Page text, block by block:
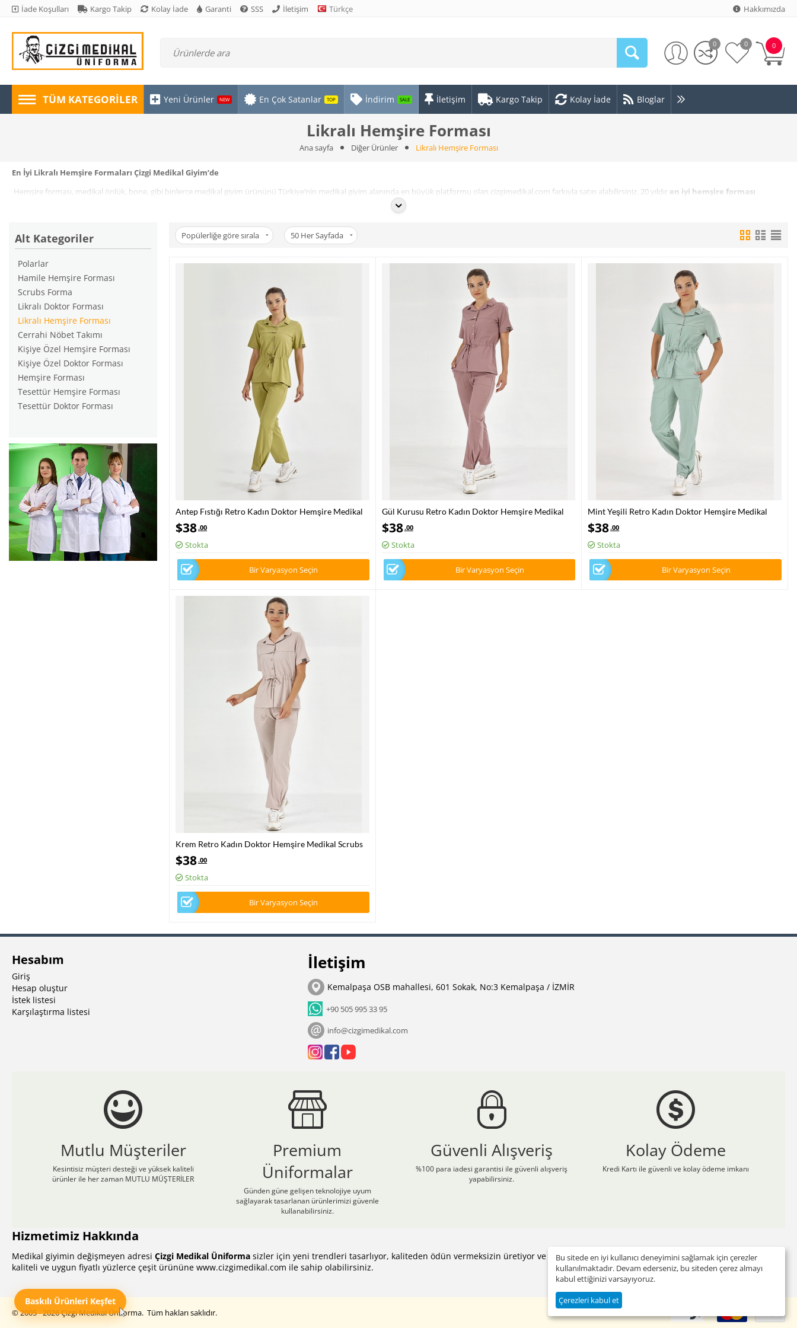
İade Koşulları Kargo Takip Kolay İade Garanti SSS İletişim Türkçe Hakkımızda
0
0 0
TÜM KATEGORILER Yeni Ürünler NEW En Çok Satanlar TOP İndirim SALE İletişim Kargo Takip Kolay İade Bloglar
Likralı Hemşire Forması
Ana sayfa Diğer Ürünler Likralı Hemşire Forması
En İyi Likralı Hemşire Formaları Çizgi Medikal Giyim’de
Hemşire forması, medikal önlük, bone, gibi binlerce medikal giyim ürününü Türkiye’nin medikal giyim alanında en büyük platformu olan cizgimedikal.com farkıyla satın alabilirsiniz. 20 yıldır en iyi hemşire forması
olarak hizmet veren Çizgi Medikal Giyim sağlık çalışanlarının ihtiyaçlarına en uygun formaları, önlükleri, terlik ve boneleri üretmektedir.
teknolojik gelişmelere uygun yenilen üretim sistemleri ile hız kesmeden medikal giyim modasına yön vermektedir.
Sektöründe öncü firmamız Türkiye’nin her köşesindeki sağlık çalışanlarına ürünlerini sorunsuz ve hızlı bir şekilde ulaştırmaktadır. Birbirinden farklı tasarım ve renklerdeki hemşire formalarına ulaşmak ve en kaliteli hemşire
formalarına en uygun fiyatlarla ulaşmak için
Alt Kategoriler
Polarlar
Hamile Hemşire Forması
Scrubs Forma
Likralı Doktor Forması
Likralı Hemşire Forması
Cerrahi Nöbet Takımı
Kişiye Özel Hemşire Forması
Kişiye Özel Doktor Forması
Hemşire Forması
Tesettür Hemşire Forması
Tesettür Doktor Forması
Popülerliğe göre sırala 50 Her Sayfada
Antep Fıstığı Retro Kadın Doktor Hemşire Medikal
Scrubs Takım Lüks Likralı Kumaş
$38.00
Stokta
Bir Varyasyon Seçin
Gül Kurusu Retro Kadın Doktor Hemşire Medikal
Scrubs Takım Lüks Likralı Kumaş
$38.00
Stokta
Bir Varyasyon Seçin
Mint Yeşili Retro Kadın Doktor Hemşire Medikal
Scrubs Takım Lüks Likralı Kumaş
$38.00
Stokta
Bir Varyasyon Seçin
Krem Retro Kadın Doktor Hemşire Medikal Scrubs
Takım Lüks Likralı Kumaş
$38.00
Stokta
Bir Varyasyon Seçin
Hesabım
Giriş
Hesap oluştur
İstek listesi
Karşılaştırma listesi
İletişim
Kemalpaşa OSB mahallesi, 601 Sokak, No:3 Kemalpaşa / İZMİR
+90 505 995 33 95
info@cizgimedikal.com
Mutlu Müşteriler
Kesintisiz müşteri desteği ve yüksek kaliteli
ürünler ile her zaman MUTLU MÜŞTERİLER
Premium
Üniformalar
Günden güne gelişen teknolojiye uyum
sağlayarak tasarlanan ürünlerimizi güvenle
kullanabilirsiniz.
Güvenli Alışveriş
%100 para iadesi garantisi ile güvenli alışveriş
yapabilirsiniz.
Kolay Ödeme
Kredi Kartı ile güvenli ve kolay ödeme imkanı
Hizmetimiz Hakkında
Medikal giyimin değişmeyen adresi Çizgi Medikal Üniforma sizler için yeni trendleri tasarlıyor, kaliteden ödün vermeksizin üretiyor ve adresinize gönderiyor. Sizde Çizgi Medikal Üniforma'nın
kaliteli ve uygun fiyatlı yüzlerce çeşit ürününe www.cizgimedikal.com ile sahip olabilirsiniz.
© 2005 - 2026 Çizgi Medikal Üniforma. Tüm hakları saklıdır.
Baskılı Ürünleri Keşfet
Bu sitede en iyi kullanıcı deneyimini sağlamak için çerezler
kullanılmaktadır. Devam ederseniz, bu siteden çerez almayı
kabul ettiğinizi varsayıyoruz.
Çerezleri kabul et